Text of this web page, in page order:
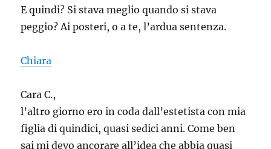
E quindi? Si stava meglio quando si stava
peggio? Ai posteri, o a te, l’ardua sentenza.
Chiara
Cara C.,
l’altro giorno ero in coda dall’estetista con mia
figlia di quindici, quasi sedici anni. Come ben
sai mi devo ancorare all’idea che abbia quasi